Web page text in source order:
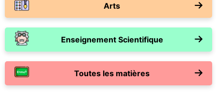
Arts
Enseignement Scientifique
Toutes les matières